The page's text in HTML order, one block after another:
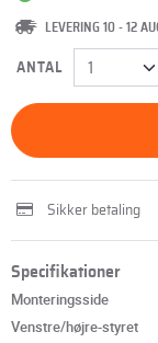
LEVERING 10 - 12
ANTAL
Sikker betaling
Specifikationer
Monteringsside
Venstre/højre-styret